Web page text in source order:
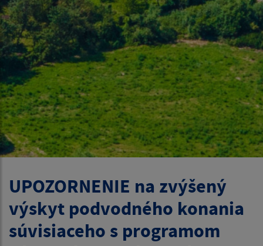
UPOZORNENIE na zvýšený
výskyt podvodného konania
súvisiaceho s programom